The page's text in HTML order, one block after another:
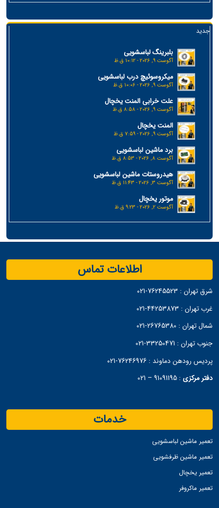
جدید
بلبرینگ لباسشویی
آگوست 9, 2026 - 10:12 ق.ظ
میکروسوئیچ درب لباسشویی
آگوست 9, 2026 - 10:06 ق.ظ
علت خرابی المنت یخچال
آگوست 9, 2026 - 8:58 ق.ظ
المنت یخچال
آگوست 9, 2026 - 7:59 ق.ظ
برد ماشین لباسشویی
آگوست 8, 2026 - 8:53 ق.ظ
هیدروستات ماشین لباسشویی
آگوست 3, 2026 - 11:43 ق.ظ
موتور یخچال
آگوست 2, 2026 - 9:23 ق.ظ
اطلاعات تماس
شرق تهران : 76245523-021
غرب تهران : 44253873-021
شمال تهران :
جنوب تهران : 33250471-021
پردیس رودهن دماوند :76246976-021
دفتر مرکزی :
91091195 – 021
خدمات
تعمیر ماشین لباسشویی
تعمیر ماشین ظرفشویی
تعمیر یخچال
تعمیر ماکروفر